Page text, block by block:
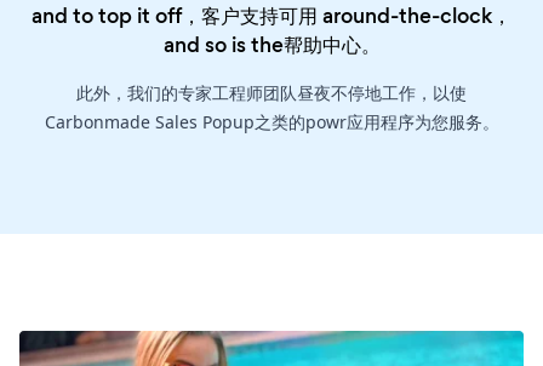
and to top it off，客户支持可用 around-the-clock，
and so is the帮助中心。
此外，我们的专家工程师团队昼夜不停地工作，以使
Carbonmade Sales Popup之类的powr应用程序为您服务。